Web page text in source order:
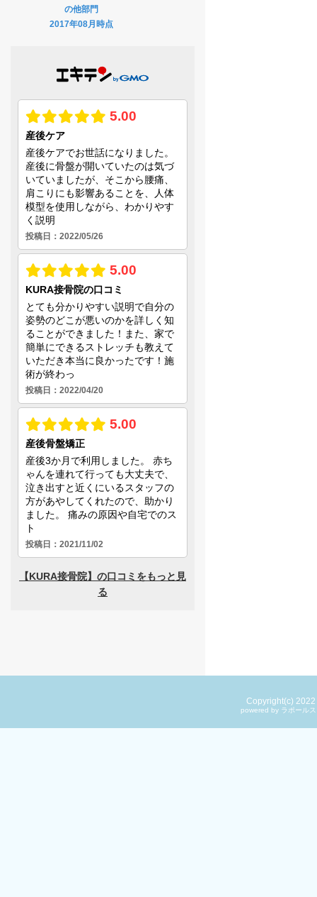
の他部門
2017年08月時点
Copyright(c) 2022
powered by ラポール